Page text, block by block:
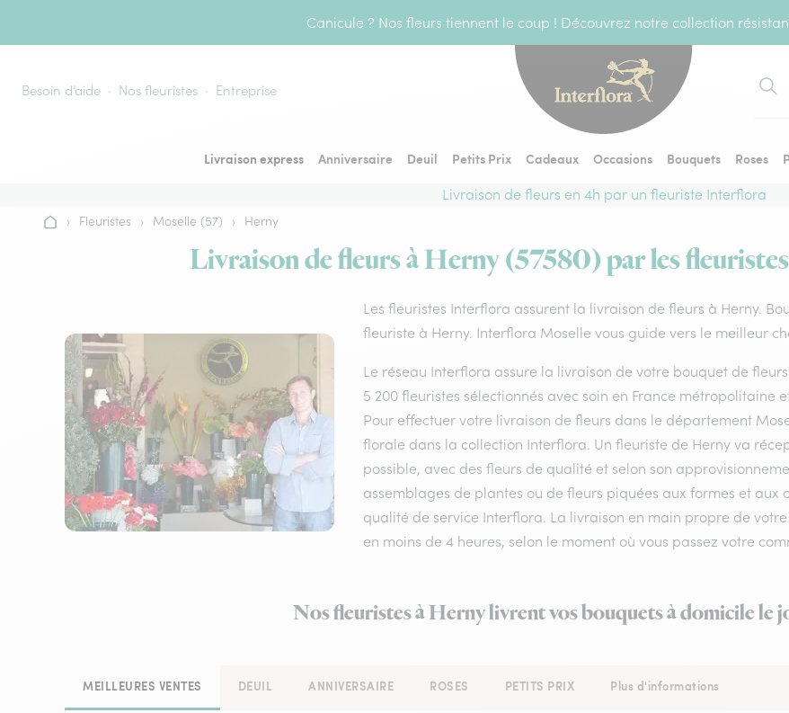
Canicule ? Nos fleurs tiennent le coup ! Découvrez notre collection
Besoin d’aide Nos fleuristes Entreprise
Livraison express Anniversaire Deuil Petits Prix Cadeaux Occasions Bouquets Roses
Livraison de fleurs en 4h par un fleuriste Interflora
Accueil
› Fleuristes › Moselle (57) › Herny
Livraison de fleurs à Herny (57580) par les
Les fleuristes Interflora assurent la livraison de fleurs à Herny.
fleuriste à Herny. Interflora Moselle vous guide vers le meilleur
Le réseau Interflora assure la livraison de votre bouquet de
5 200 fleuristes sélectionnés avec soin en France métropolitaine
Pour effectuer votre livraison de fleurs dans le département
florale dans la collection Interflora. Un fleuriste de Herny va
possible, avec des fleurs de qualité et selon son
assemblages de plantes ou de fleurs piquées aux formes et
qualité de service Interflora. La livraison en main propre de
en moins de 4 heures, selon le moment où vous passez votre
Nos fleuristes à Herny livrent vos bouquets à domicile le
MEILLEURES VENTES DEUIL ANNIVERSAIRE ROSES PETITS PRIX Plus d'informations